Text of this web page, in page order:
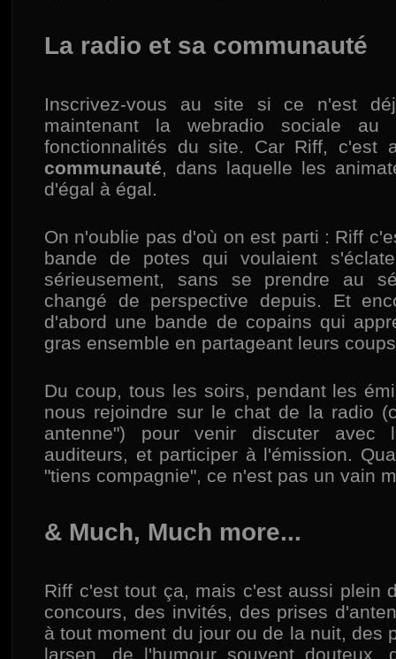
La radio et sa communauté
Inscrivez-vous au site si ce n'est
maintenant la webradio sociale au
fonctionnalités du site. Car Riff,
communauté , dans laquelle les
d'égal à égal.
On n'oublie pas d'où on est parti : Riff
bande de potes qui voulaient
sérieusement, sans se prendre au
changé de perspective depuis. Et
d'abord une bande de copains qui
gras ensemble en partageant leurs
Du coup, tous les soirs, pendant les
nous rejoindre sur le chat de la radio
antenne") pour venir discuter avec
auditeurs, et participer à l'émission.
"tiens compagnie", ce n'est pas un vain
& Much, Much more...
Riff c'est tout ça, mais c'est aussi plein
concours, des invités, des prises
à tout moment du jour ou de la nuit, des
larsen, de l'humour souvent douteux,